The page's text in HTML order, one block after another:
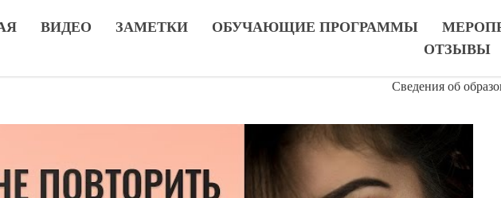
ВИДЕО ЗАМЕТКИ ОБУЧАЮЩИЕ ПРОГРАММЫ
ОТЗЫВЫ
Сведения об